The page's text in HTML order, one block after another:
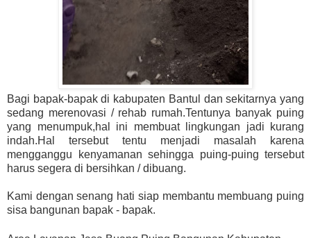
Bagi bapak-bapak di kabupaten Bantul dan sekitarnya yang
sedang merenovasi / rehab rumah.Tentunya banyak puing
yang menumpuk,hal ini membuat lingkungan jadi kurang
indah.Hal tersebut tentu menjadi masalah karena
mengganggu kenyamanan sehingga puing-puing tersebut
harus segera di bersihkan / dibuang.
Kami dengan senang hati siap membantu membuang puing
sisa bangunan bapak - bapak.